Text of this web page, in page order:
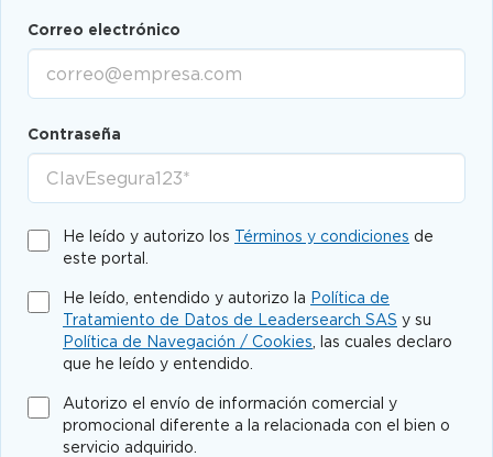
Correo electrónico
Contraseña
He leído y autorizo los Términos y condiciones de
este portal.
He leído, entendido y autorizo la Política de
Tratamiento de Datos de Leadersearch SAS y su
Política de Navegación / Cookies , las cuales declaro
que he leído y entendido.
Autorizo el envío de información comercial y
promocional diferente a la relacionada con el bien o
servicio adquirido.